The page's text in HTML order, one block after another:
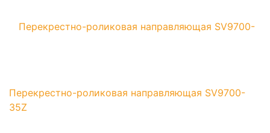
Перекрестно-роликовая направляющая SV9700-
35Z